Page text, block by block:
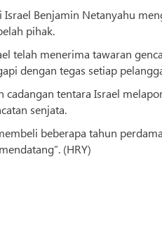
Benjamin Netanyahu
pihak.
telah menerima tawaran
dengan tegas setiap
cadangan tentara Israel
senjata.
beberapa tahun
(HRY)